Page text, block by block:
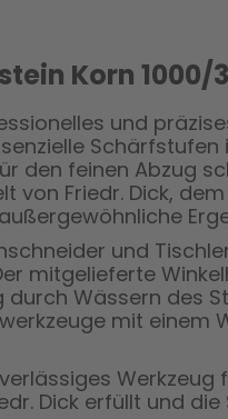
Korn 1000/
und
Schärfstufen
den feinen Abzug
von Friedr. Dick,
und
mitgelieferte
Wässern des
mit einem
Dick erfüllt und